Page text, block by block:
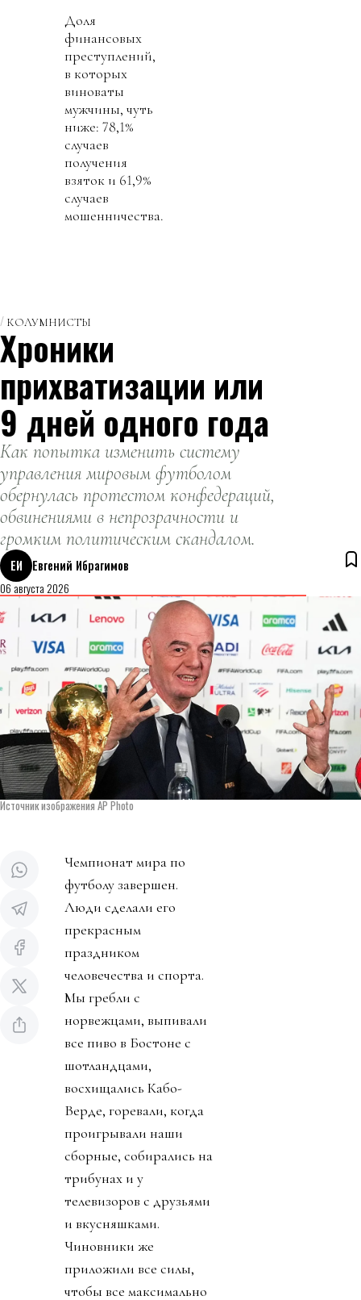
Доля
финансовых
преступлений,
в которых
виноваты
мужчины, чуть
ниже: 78,1%
случаев
получения
взяток и 61,9%
случаев
мошенничества.
КОЛУМНИСТЫ
Хроники
прихватизации или
9 дней одного года
Как попытка изменить систему
управления мировым футболом
обернулась протестом конфедераций,
обвинениями в непрозрачности и
громким политическим скандалом.
ЕИ
Евгений Ибрагимов
06 августа 2026
Источник изображения AP Photo
Чемпионат мира по
футболу завершен.
Люди сделали его
прекрасным
праздником
человечества и спорта.
Мы гребли с
норвежцами, выпивали
все пиво в Бостоне с
шотландцами,
восхищались Кабо-
Верде, горевали, когда
проигрывали наши
сборные, собирались на
трибунах и у
телевизоров с друзьями
и вкусняшками.
Чиновники же
приложили все силы,
чтобы все максимально